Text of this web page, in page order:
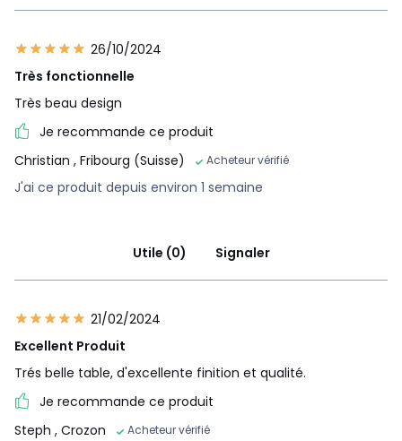
26/10/2024
Très fonctionnelle
Très beau design
Je recommande ce produit
Christian , Fribourg (Suisse) Acheteur vérifié
J'ai ce produit depuis environ 1 semaine
Utile (0) Signaler
21/02/2024
Excellent Produit
Trés belle table, d'excellente finition et qualité.
Je recommande ce produit
Steph , Crozon Acheteur vérifié